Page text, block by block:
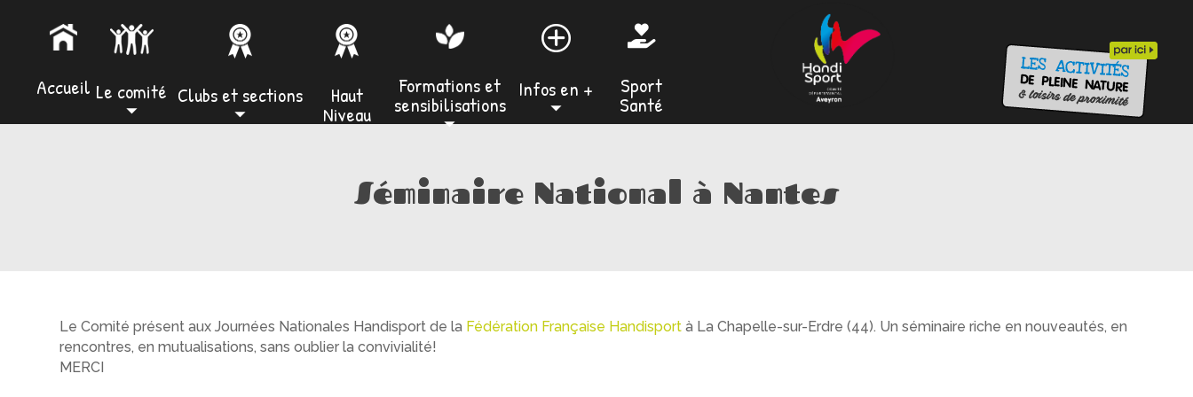
Accueil Le comité
⏷
Clubs et sections
⏷
Haut
Niveau
Formations et
sensibilisations
⏷
Infos en +
⏷

Sport
Santé
Séminaire National à Nantes
Le Comité présent aux Journées Nationales Handisport de la Fédération Française Handisport à La Chapelle-sur-Erdre (44). Un séminaire riche en nouveautés, en
rencontres, en mutualisations, sans oublier la convivialité!
MERCI